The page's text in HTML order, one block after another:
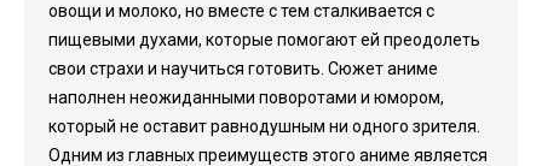
овощи и молоко, но вместе с тем сталкивается с
пищевыми духами, которые помогают ей преодолеть
свои страхи и научиться готовить. Сюжет аниме
наполнен неожиданными поворотами и юмором,
который не оставит равнодушным ни одного зрителя.
Одним из главных преимуществ этого аниме является